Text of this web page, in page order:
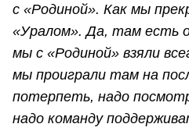
с «Родиной». Как мы
«Уралом». Да, там есть
мы с «Родиной» взяли
мы проиграли там на
потерпеть, надо
надо команду